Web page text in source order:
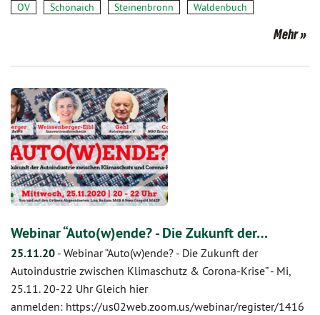
OV Schönaich Steinenbronn Waldenbuch
Mehr
Webinar “Auto(w)ende? - Die Zukunft der…
25.11.20 - Webinar “Auto(w)ende? - Die Zukunft der
Autoindustrie zwischen Klimaschutz & Corona-Krise” - Mi,
25.11. 20-22 Uhr Gleich hier
anmelden: https://us02web.zoom.us/webinar/register/1416